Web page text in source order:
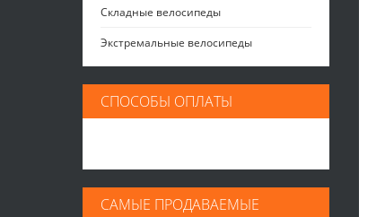
Складные велосипеды
Экстремальные велосипеды
СПОСОБЫ ОПЛАТЫ
САМЫЕ ПРОДАВАЕМЫЕ